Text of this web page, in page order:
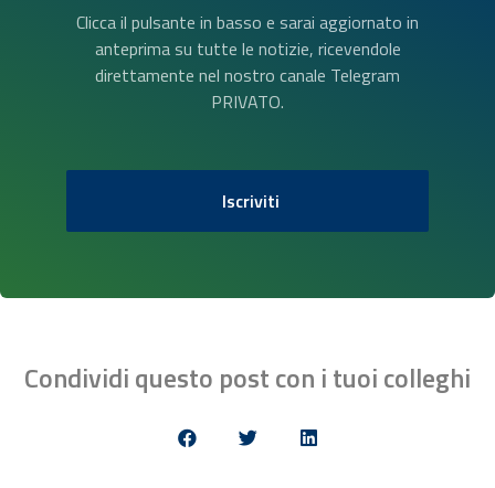
Clicca il pulsante in basso e sarai aggiornato in
anteprima su tutte le notizie, ricevendole
direttamente nel nostro canale Telegram
PRIVATO.
Iscriviti
Condividi questo post con i tuoi colleghi